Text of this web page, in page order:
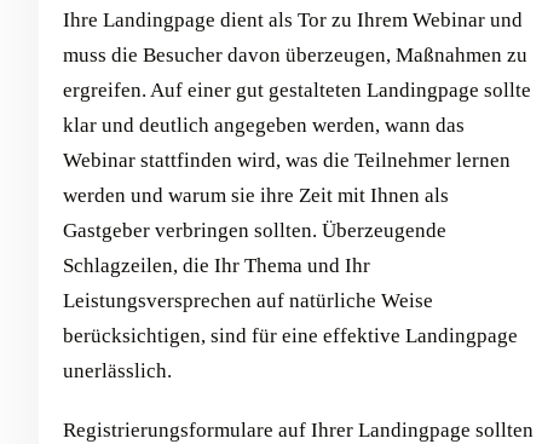
Ihre Landingpage dient als Tor zu Ihrem Webinar und
muss die Besucher davon überzeugen, Maßnahmen zu
ergreifen. Auf einer gut gestalteten Landingpage sollte
klar und deutlich angegeben werden, wann das
Webinar stattfinden wird, was die Teilnehmer lernen
werden und warum sie ihre Zeit mit Ihnen als
Gastgeber verbringen sollten. Überzeugende
Schlagzeilen, die Ihr Thema und Ihr
Leistungsversprechen auf natürliche Weise
berücksichtigen, sind für eine effektive Landingpage
unerlässlich.
Registrierungsformulare auf Ihrer Landingpage sollten